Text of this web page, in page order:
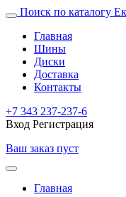
Поиск по каталогу
Главная
Шины
Диски
Доставка
Контакты
+7 343 237-237-6
Вход Регистрация
Ваш заказ пуст
Главная